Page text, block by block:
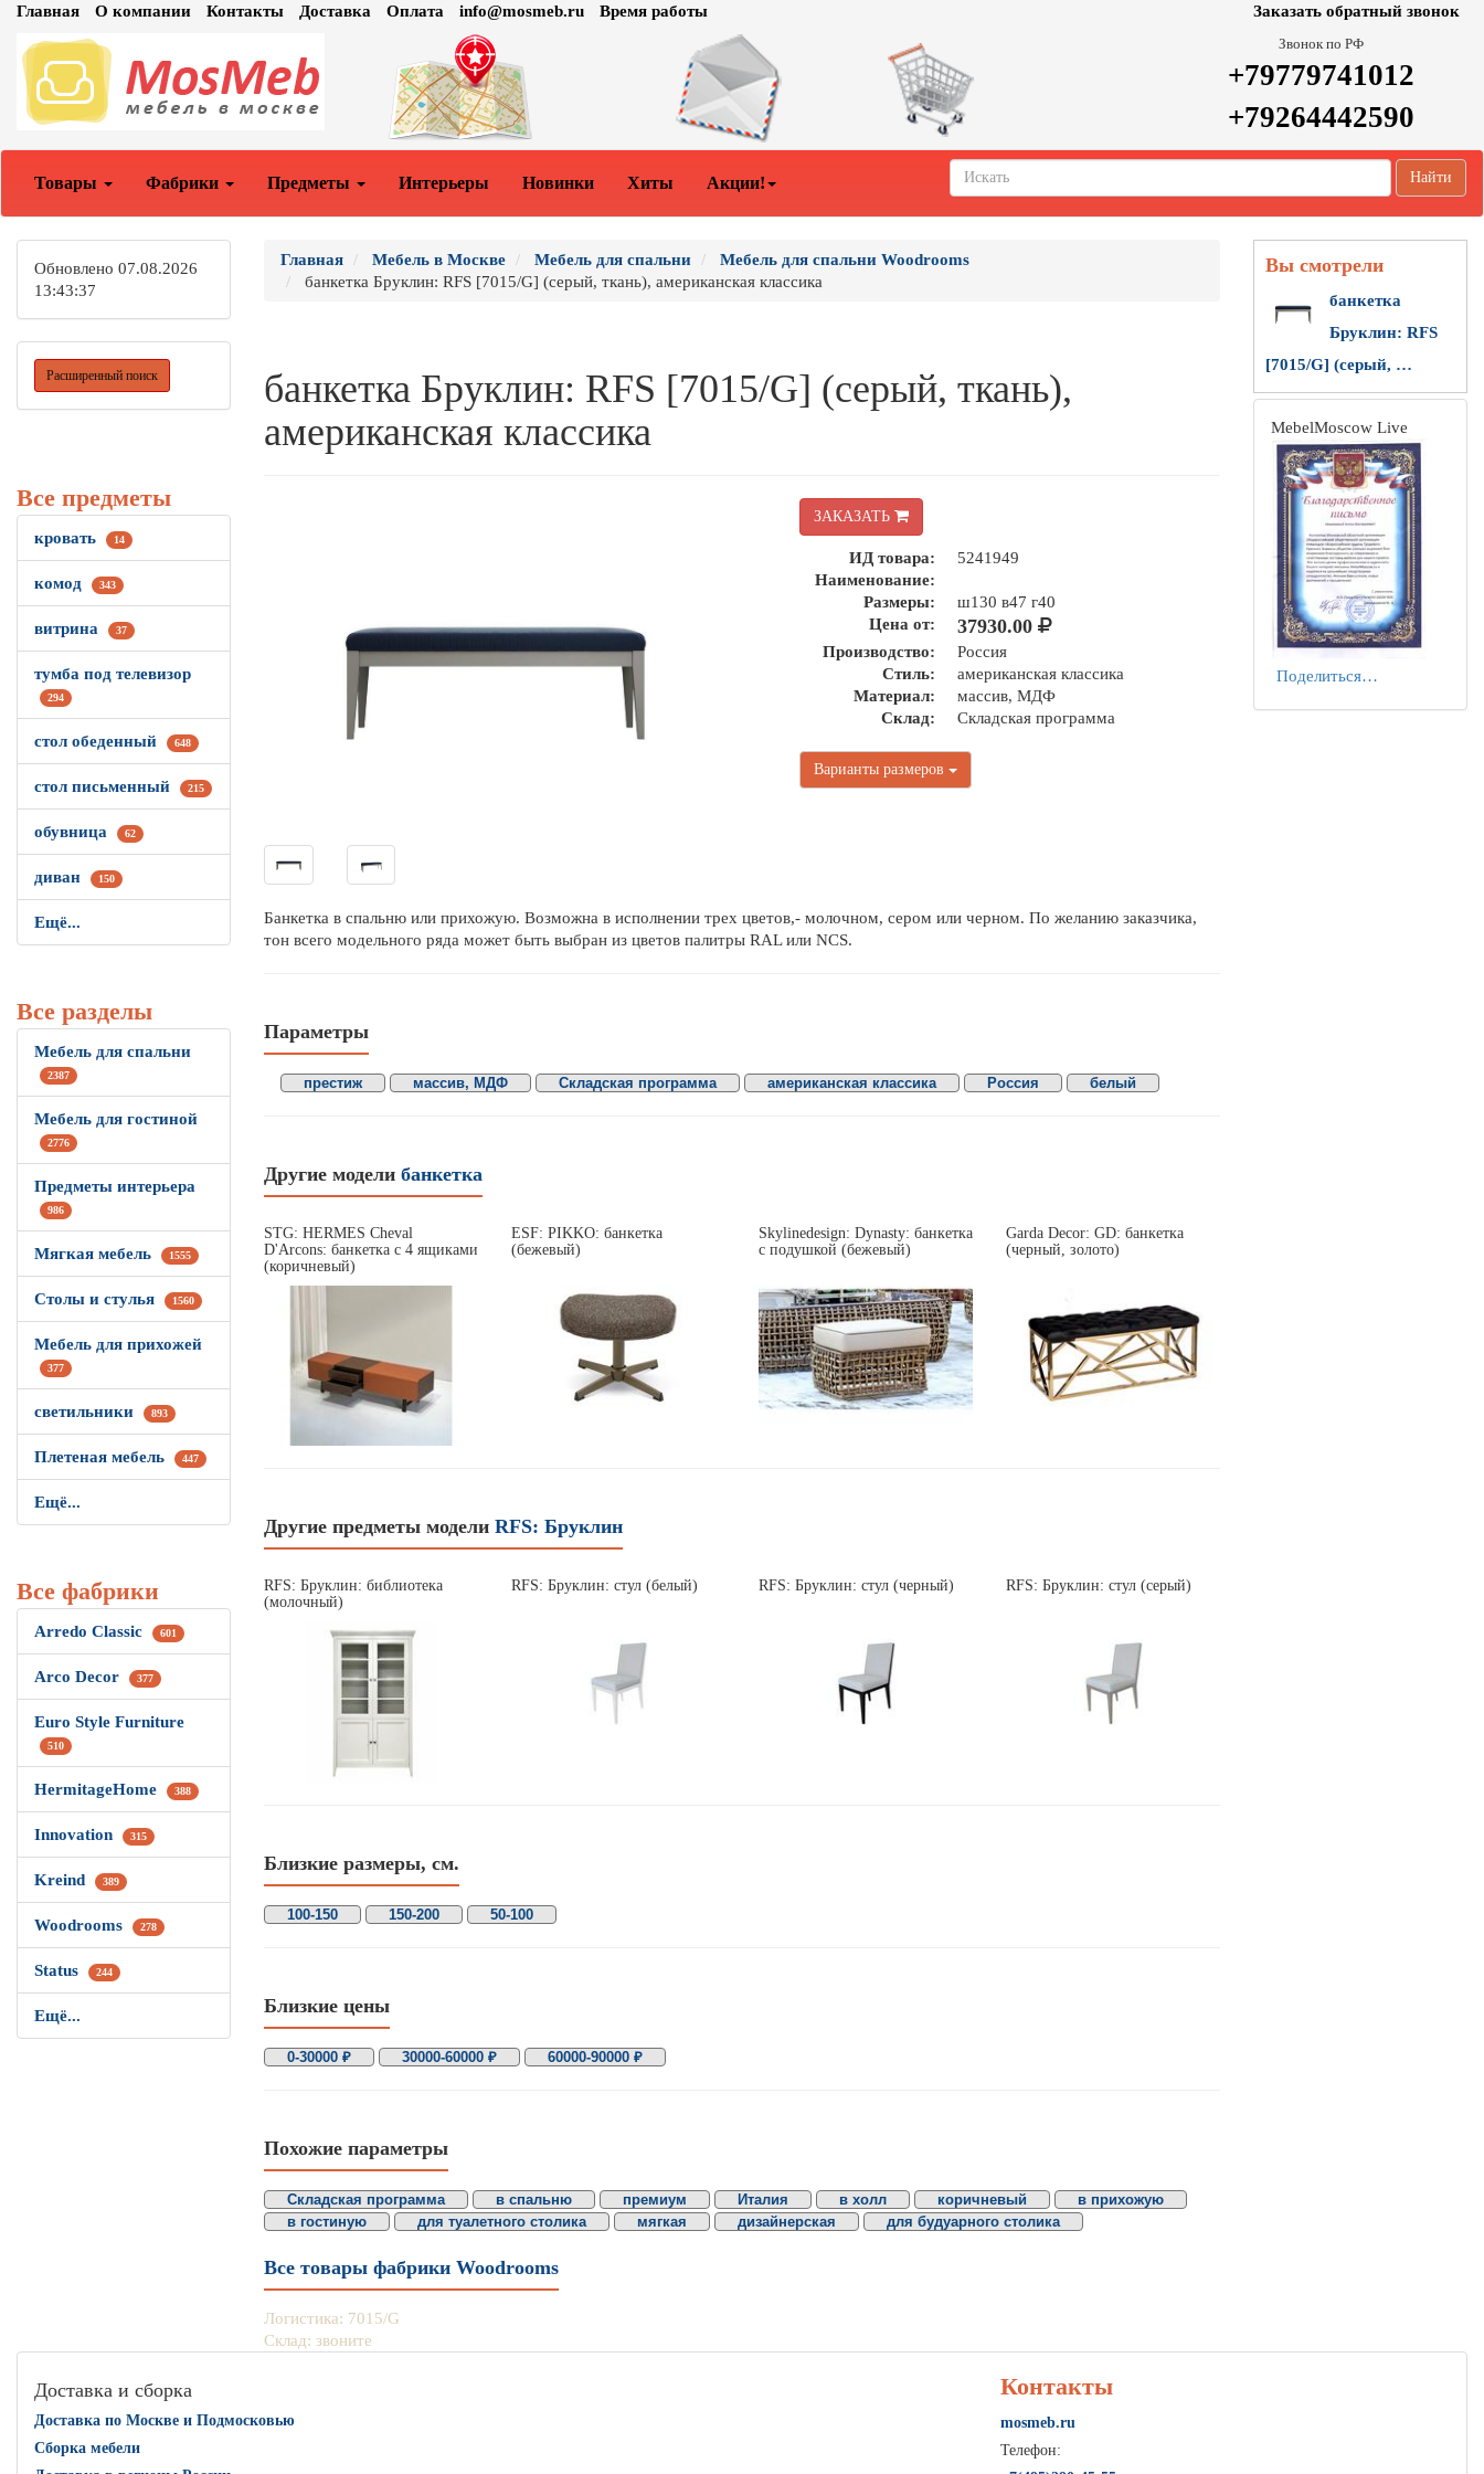
Главная О компании Контакты Доставка Оплата info@mosmeb.ru Время работы Заказать обратный звонок
Звонок по РФ
+79779741012
+79264442590
Товары Фабрики Предметы Интерьеры Новинки Хиты Акции! Найти
Обновлено 07.08.2026
13:43:37
Расширенный поиск
Все предметы
кровать 14
комод 343
витрина 37
тумба под телевизор
294
стол обеденный 648
стол письменный 215
обувница 62
диван 150
Ещё...
Все разделы
Мебель для спальни
2387
Мебель для гостиной
2776
Предметы интерьера
986
Мягкая мебель 1555
Столы и стулья 1560
Мебель для прихожей
377
светильники 893
Плетеная мебель 447
Ещё...
Все фабрики
Arredo Classic 601
Arco Decor 377
Euro Style Furniture
510
HermitageHome 388
Innovation 315
Kreind 389
Woodrooms 278
Status 244
Ещё...
Главная Мебель в Москве Мебель для спальни
Мебель для спальни Woodrooms
банкетка Бруклин: RFS [7015/G] (серый, ткань), американская классика
банкетка Бруклин: RFS [7015/G] (серый, ткань),
американская классика
ЗАКАЗАТЬ
ИД товара:
5241949
Наименование:
Размеры:
ш130 в47 г40
Цена от:
37930.00
Производство:
Россия
Стиль:
американская классика
Материал:
массив, МДФ
Склад:
Складская программа
Варианты размеров
Банкетка в спальню или прихожую. Возможна в исполнении трех цветов,- молочном, сером или черном. По желанию заказчика,
тон всего модельного ряда может быть выбран из цветов палитры RAL или NCS.
Параметры
престиж массив, МДФ Складская программа американская классика Россия белый
Другие модели банкетка
STG: HERMES Cheval
D'Arcons: банкетка с 4 ящиками
(коричневый)
ESF: PIKKO: банкетка
(бежевый)
Skylinedesign: Dynasty: банкетка
c подушкой (бежевый)
Garda Decor: GD: банкетка
(черный, золото)
Другие предметы модели RFS: Бруклин
RFS: Бруклин: библиотека
(молочный)
RFS: Бруклин: стул (белый) RFS: Бруклин: стул (черный) RFS: Бруклин: стул (серый)
Близкие размеры, см.
100-150 150-200 50-100
Близкие цены
0-30000 ₽ 30000-60000 ₽ 60000-90000 ₽
Похожие параметры
Складская программа в спальню премиум Италия в холл коричневый
в прихожую
в гостиную
для туалетного столика мягкая дизайнерская для будуарного столика
Все товары фабрики Woodrooms
Логистика: 7015/G
Склад: звоните
Вы смотрели
банкетка
Бруклин: RFS
[7015/G] (серый, …
MebelMoscow Live
Поделиться…
Доставка и сборка
Доставка по Москве и Подмосковью
Сборка мебели
Контакты
mosmeb.ru
Телефон: